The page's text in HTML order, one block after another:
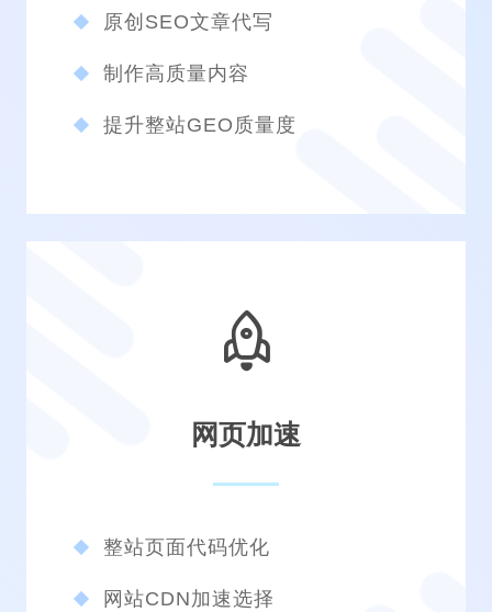
原创SEO文章代写
制作高质量内容
提升整站GEO质量度
网页加速
整站页面代码优化
网站CDN加速选择